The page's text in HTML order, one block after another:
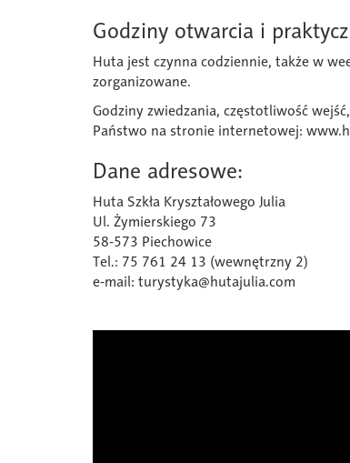
Godziny otwarcia i
Huta jest czynna codziennie, także w
zorganizowane.
Godziny zwiedzania, częstotliwość
Państwo na stronie internetowej:
Dane adresowe:
Huta Szkła Kryształowego Julia
Ul. Żymierskiego 73
58-573 Piechowice
Tel.: 75 761 24 13 (wewnętrzny 2)
e-mail: turystyka@hutajulia.com